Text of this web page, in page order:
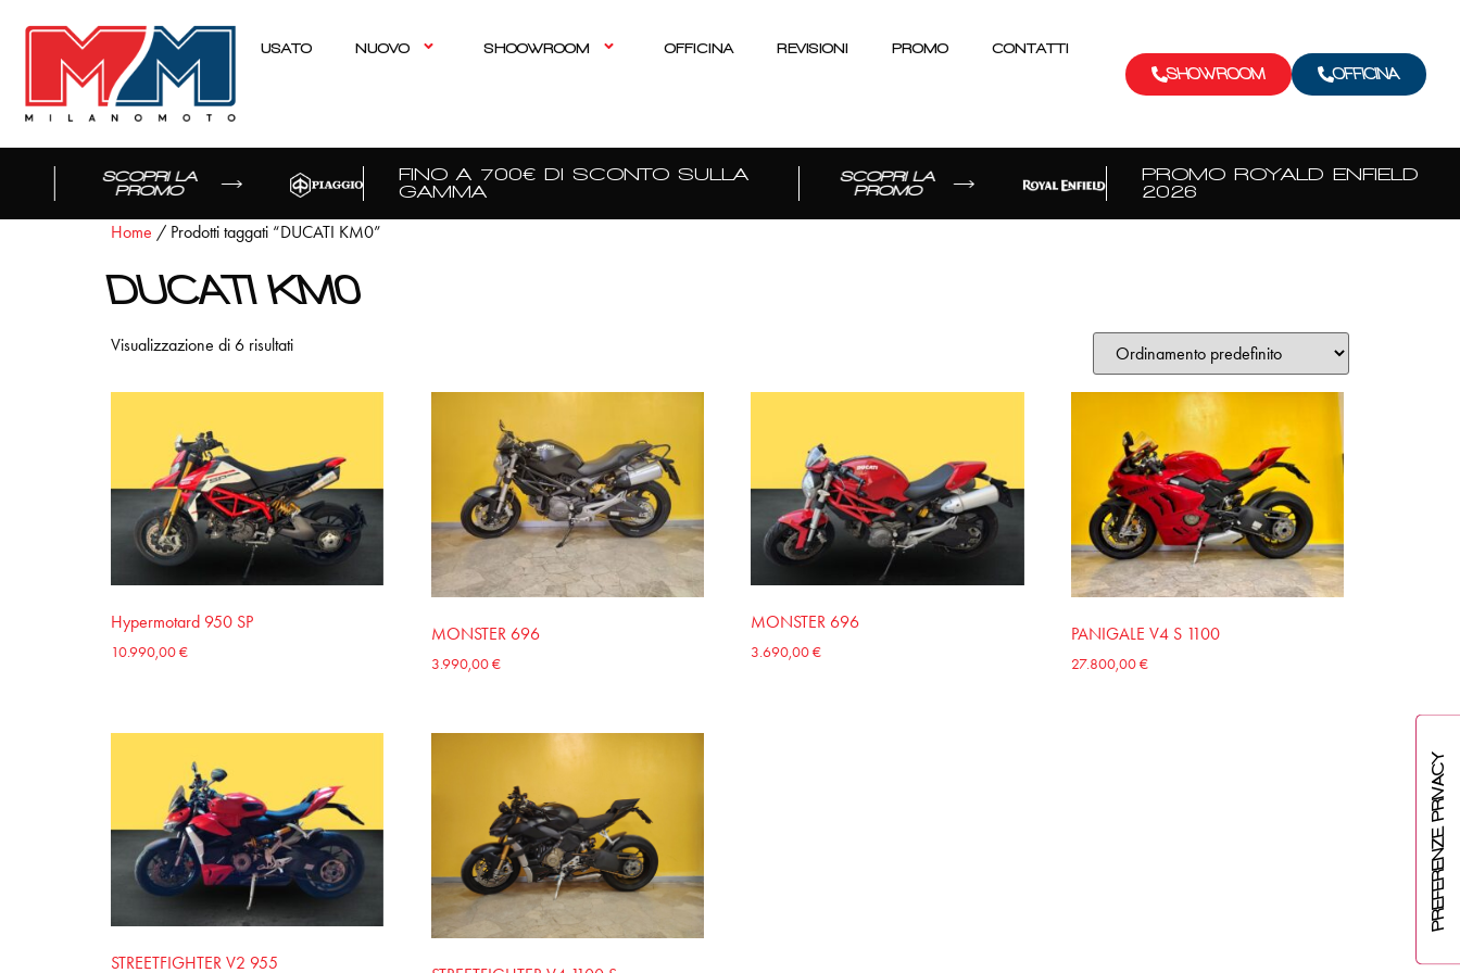
USATO NUOVO SHOOWROOM OFFICINA REVISIONI PROMO CONTATTI
SHOWROOM OFFICINA
SCOPRI LA
PROMO
FINO A 700€ DI SCONTO SULLA
GAMMA
SCOPRI LA
PROMO
PROMO ROYALD ENFIELD
2026
Home / Prodotti taggati “DUCATI KM0”
DUCATI KM0
Visualizzazione di 6 risultati
Hypermotard 950 SP
10.990,00€
MONSTER 696
3.990,00€
MONSTER 696
3.690,00€
PANIGALE V4 S 1100
27.800,00€
STREETFIGHTER V2 955